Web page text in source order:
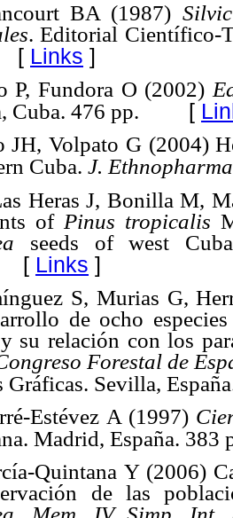
BA (1987)
. Editorial Científico-
Links ]
P, Fundora O (2002)
Cuba. 476 pp. [
JH, Volpato G (2004)
Cuba. J.
Heras J, Bonilla M,
of Pinus tropicalis
seeds of west
Links ]
S, Murias G,
de ocho
su relación con los
Forestal de
Gráficas. Sevilla,
Estévez A (1997)
Madrid, España. 383
Quintana Y (2006)
de las